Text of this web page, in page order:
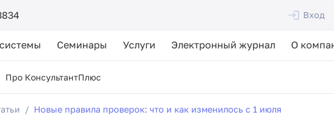
Вход
Семинары Услуги Электронный журнал О
Про КонсультантПлюс
Новые правила проверок: что и как изменилось с 1 июля